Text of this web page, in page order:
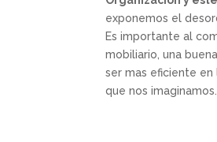
exponemos el
Es importante al
mobiliario, una
ser mas eficiente
que nos imaginamos.